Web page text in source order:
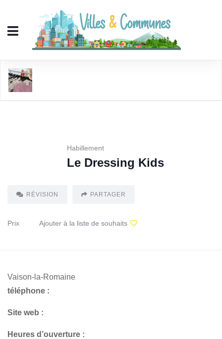
Habillement
Le Dressing Kids
RÉVISION PARTAGER
Prix Ajouter à la liste de souhaits
Vaison-la-Romaine
téléphone :
Site web :
Heures d’ouverture :